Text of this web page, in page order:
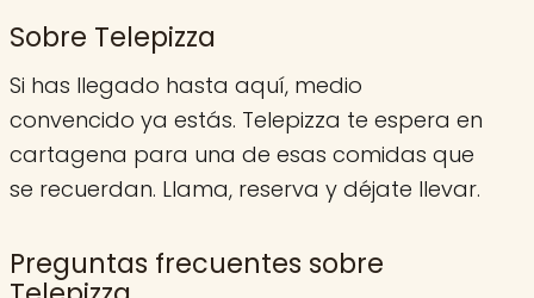
Sobre Telepizza
Si has llegado hasta aquí, medio
convencido ya estás. Telepizza te espera en
cartagena para una de esas comidas que
se recuerdan. Llama, reserva y déjate llevar.
Preguntas frecuentes sobre